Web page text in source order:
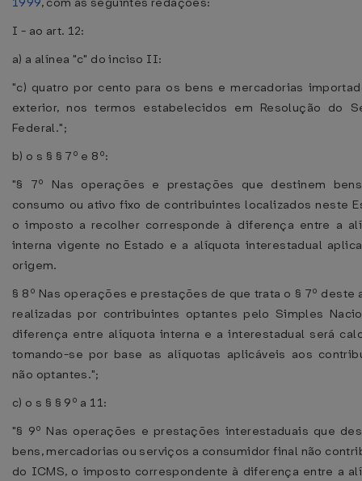
1999, com as seguintes redações:
I - ao art. 12:
a) a alínea "c" do inciso II:
"c) quatro por cento para os bens e mercadorias
exterior, nos termos estabelecidos em Resolução do
Federal.";
b) o s § § 7º e 8º:
"§ 7º Nas operações e prestações que destinem
consumo ou ativo fixo de contribuintes localizados neste
o imposto a recolher corresponde à diferença entre a
interna vigente no Estado e a alíquota interestadual
origem.
§ 8º Nas operações e prestações de que trata o § 7º deste
realizadas por contribuintes optantes pelo Simples
diferença entre alíquota interna e a interestadual será
tomando-se por base as alíquotas aplicáveis aos
não optantes.";
c) o s § § 9º a 11:
"§ 9º Nas operações e prestações interestaduais que
bens, mercadorias ou serviços a consumidor final não
do ICMS, o imposto correspondente à diferença entre a